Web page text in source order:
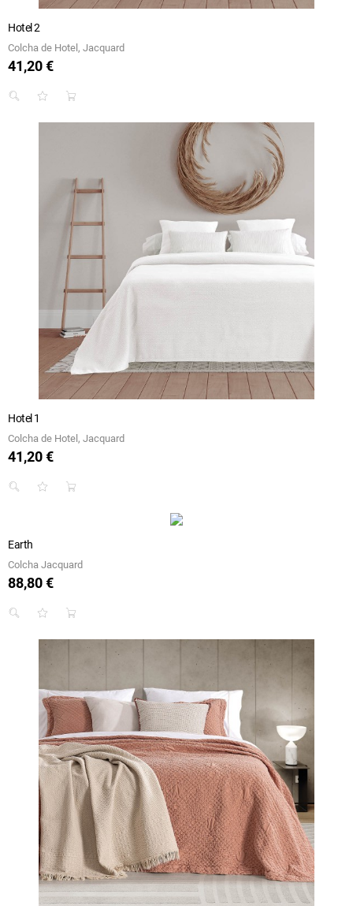
Hotel 2
Colcha de Hotel, Jacquard
Preço
41,20 €
Hotel 1
Colcha de Hotel, Jacquard
Preço
41,20 €
Earth
Colcha Jacquard
Preço
88,80 €